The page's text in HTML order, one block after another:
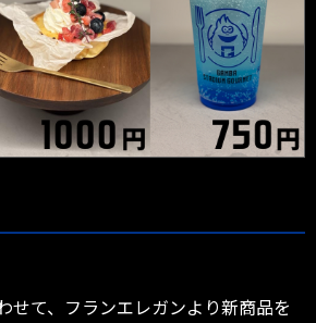
せて、フランエレガンより新商品を